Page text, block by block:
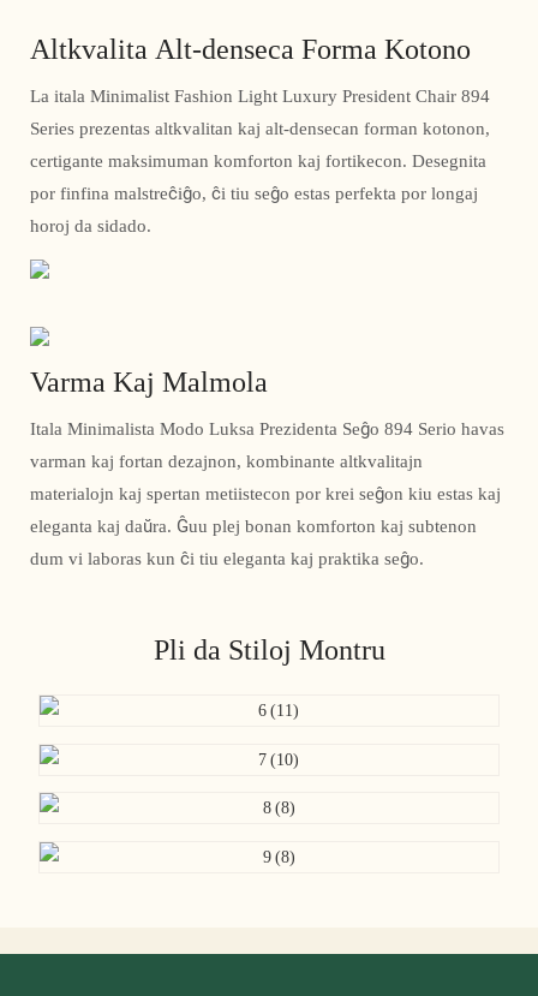
Altkvalita Alt-denseca Forma Kotono
La itala Minimalist Fashion Light Luxury President Chair 894
Series prezentas altkvalitan kaj alt-densecan forman kotonon,
certigante maksimuman komforton kaj fortikecon. Desegnita
por finfina malstreĉiĝo, ĉi tiu seĝo estas perfekta por longaj
horoj da sidado.
Varma Kaj Malmola
Itala Minimalista Modo Luksa Prezidenta Seĝo 894 Serio havas
varman kaj fortan dezajnon, kombinante altkvalitajn
materialojn kaj spertan metiistecon por krei seĝon kiu estas kaj
eleganta kaj daŭra. Ĝuu plej bonan komforton kaj subtenon
dum vi laboras kun ĉi tiu eleganta kaj praktika seĝo.
Pli da Stiloj Montru